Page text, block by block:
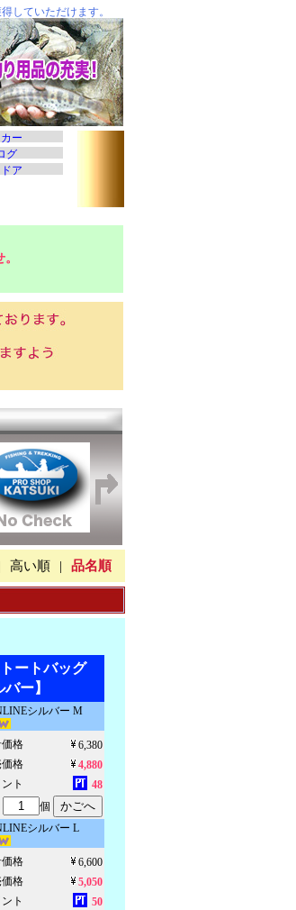
高い順 | 品名順
ートバッグ
ー】
シルバー M
価格
6,380
格
4,880
ト
48
個
シルバー L
価格
6,600
格
5,050
ト
50